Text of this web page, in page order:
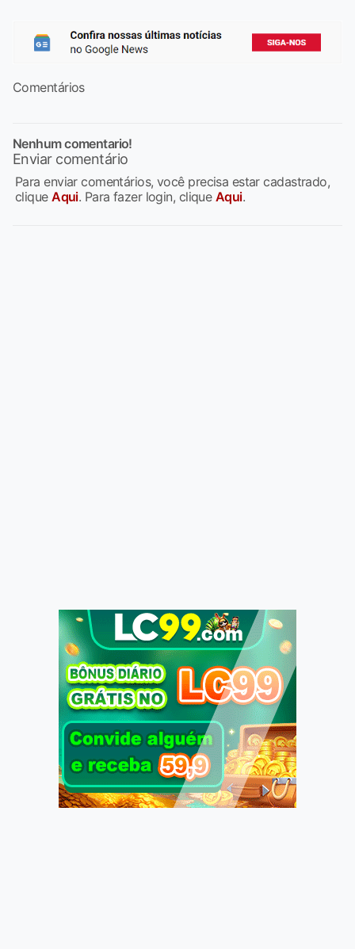
Comentários
Nenhum comentario!
Enviar comentário
Para enviar comentários, você precisa estar cadastrado,
cliqueAqui. Para fazer login, clique Aqui.